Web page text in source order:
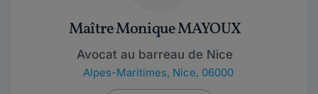
Maître Monique MAYOUX
Avocat au barreau de Nice
Alpes-Maritimes, Nice, 06000